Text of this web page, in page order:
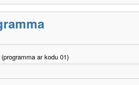
ar kodu 01)